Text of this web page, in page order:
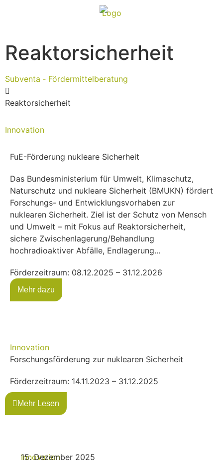
Reaktorsicherheit
Subventa ‐ Fördermittelberatung
Reaktorsicherheit
Innovation
FuE-Förderung nukleare Sicherheit
Das Bundesministerium für Umwelt, Klimaschutz,
Naturschutz und nukleare Sicherheit (BMUKN) fördert
Forschungs- und Entwicklungsvorhaben zur
nuklearen Sicherheit. Ziel ist der Schutz von Mensch
und Umwelt – mit Fokus auf Reaktorsicherheit,
sichere Zwischenlagerung/Behandlung
hochradioaktiver Abfälle, Endlagerung...
Förderzeitraum: 08.12.2025 – 31.12.2026
Mehr dazu
Innovation
Forschungsförderung zur nuklearen Sicherheit
Förderzeitraum: 14.11.2023 – 31.12.2025
Mehr Lesen
Innovation
15. Dezember 2025